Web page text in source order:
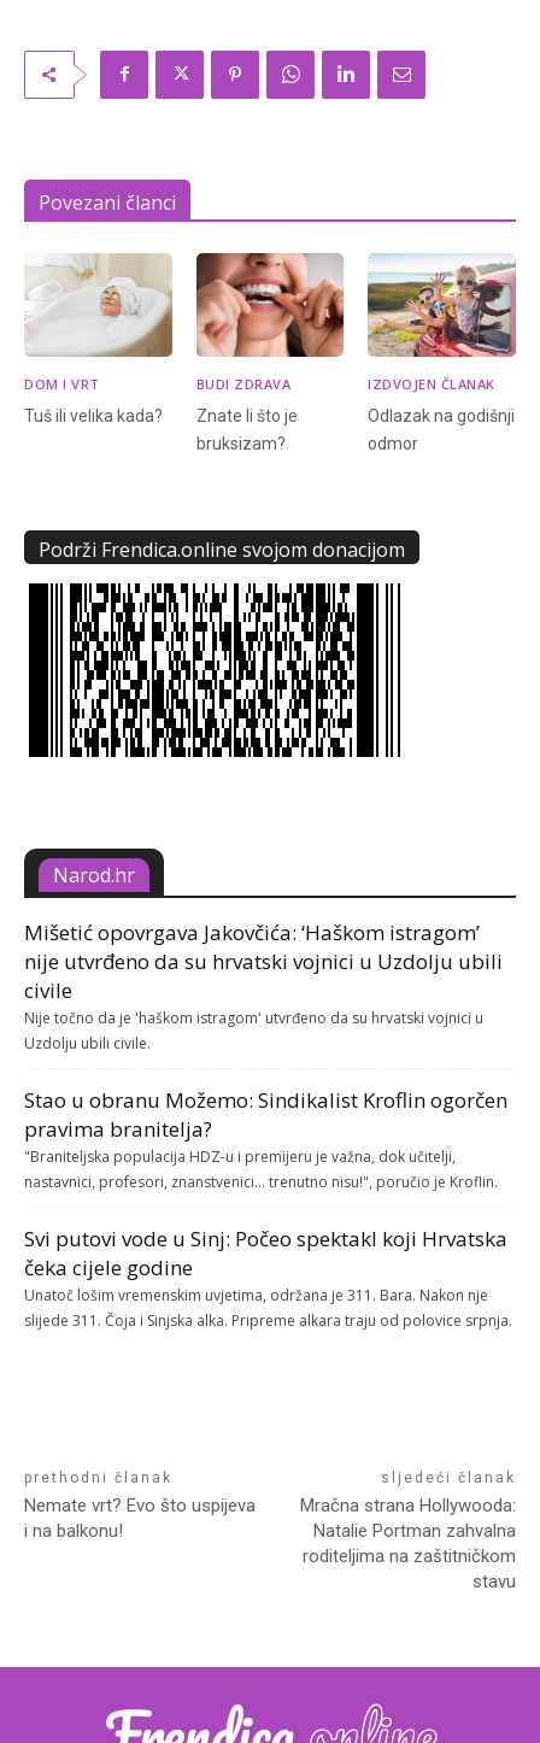
Povezani članci
DOM I VRT
Tuš ili velika kada?
BUDI ZDRAVA
Znate li što je
bruksizam?
IZDVOJEN ČLANAK
Odlazak na godišnji
odmor
Podrži Frendica.online svojom donacijom
Narod.hr
Mišetić opovrgava Jakovčića: ‘Haškom istragom’
nije utvrđeno da su hrvatski vojnici u Uzdolju ubili
civile
Nije točno da je 'haškom istragom' utvrđeno da su hrvatski vojnici u
Uzdolju ubili civile.
Stao u obranu Možemo: Sindikalist Kroflin ogorčen
pravima branitelja?
"Braniteljska populacija HDZ-u i premijeru je važna, dok učitelji,
nastavnici, profesori, znanstvenici... trenutno nisu!", poručio je Kroflin.
Svi putovi vode u Sinj: Počeo spektakl koji Hrvatska
čeka cijele godine
Unatoč lošim vremenskim uvjetima, održana je 311. Bara. Nakon nje
slijede 311. Čoja i Sinjska alka. Pripreme alkara traju od polovice srpnja.
prethodni članak
Nemate vrt? Evo što uspijeva
i na balkonu!
sljedeći članak
Mračna strana Hollywooda:
Natalie Portman zahvalna
roditeljima na zaštitničkom
stavu